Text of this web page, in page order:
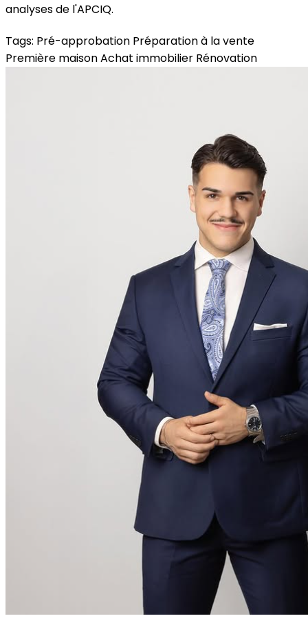
analyses de l'APCIQ.
Tags: Pré-approbation Préparation à la vente
Première maisonAchat immobilier Rénovation